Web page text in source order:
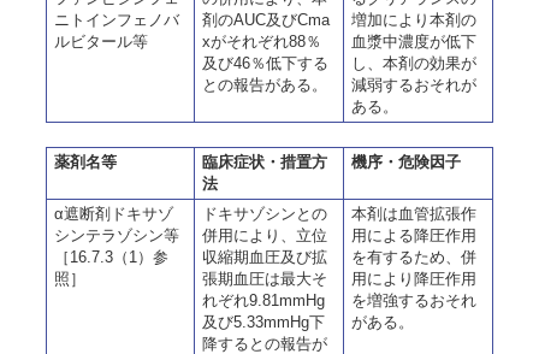
ニトインフェノバ
ルビタール等
剤のAUC及びCma
xがそれぞれ88％
及び46％低下する
との報告がある。
増加により本剤の
血漿中濃度が低下
し、本剤の効果が
減弱するおそれが
ある。
薬剤名等
臨床症状・措置方
法
機序・危険因子
α遮断剤ドキサゾ
シンテラゾシン等
［16.7.3（1）参
照］
ドキサゾシンとの
併用により、立位
収縮期血圧及び拡
張期血圧は最大そ
れぞれ9.81mmHg
及び5.33mmHg下
降するとの報告が
本剤は血管拡張作
用による降圧作用
を有するため、併
用により降圧作用
を増強するおそれ
がある。